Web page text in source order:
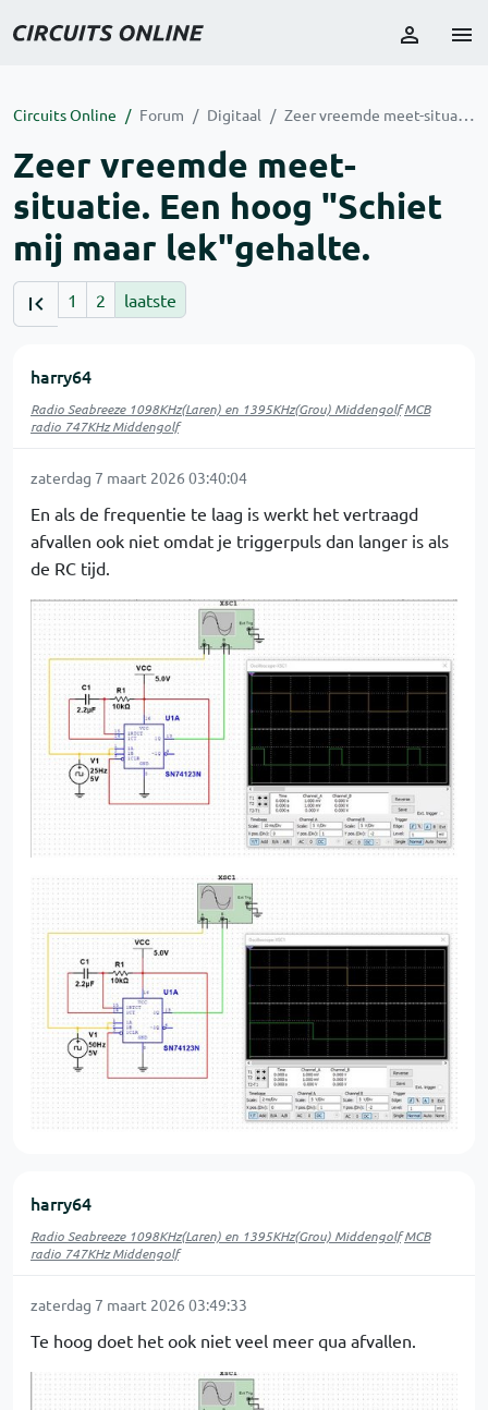
Circuits Online Forum Digitaal Zeer vreemde meet-situatie. Een hoog "Schiet mij maar lek"gehalte.
Zeer vreemde meet-
situatie. Een hoog "Schiet
mij maar lek"gehalte.
1 2 laatste
harry64
Radio Seabreeze 1098KHz(Laren) en 1395KHz(Grou) Middengolf MCB
radio 747KHz Middengolf
zaterdag 7 maart 2026 03:40:04
En als de frequentie te laag is werkt het vertraagd
afvallen ook niet omdat je triggerpuls dan langer is als
de RC tijd.
harry64
Radio Seabreeze 1098KHz(Laren) en 1395KHz(Grou) Middengolf MCB
radio 747KHz Middengolf
zaterdag 7 maart 2026 03:49:33
Te hoog doet het ook niet veel meer qua afvallen.